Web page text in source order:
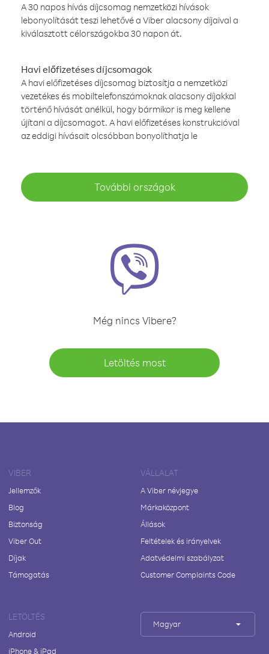
A 30 napos hívás díjcsomag nemzetközi hívások
lebonyolítását teszi lehetővé a Viber alacsony díjaival a
kiválasztott célországokba 30 napon át.
Havi előfizetéses díjcsomagok
A havi előfizetéses díjcsomag biztosítja a nemzetközi
vezetékes és mobiltelefonszámoknak alacsony díjakkal
történő hívását anélkül, hogy bármikor is meg kellene
újítani a díjcsomagot. A havi előfizetéses konstrukcióval
az eddigi hívásait olcsóbban bonyolíthatja le
További országok
Még nincs Vibere?
Letöltés most
VIBER
Jellemzők
Blog
Biztonság
Viber Out
Díjak
Támogatás
VÁLLALAT
A Viber névjegye
Márkaközpont
Állások
Feltételek és irányelvek
Adatvédelmi szabályzat
Customer Complaints Code
LETÖLTÉS
Android
iPhone & iPad
Magyar